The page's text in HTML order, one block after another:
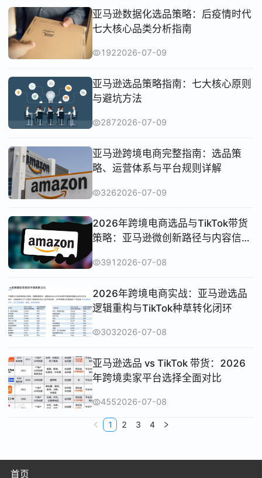
亚马逊数据化选品策略：后疫情时代
七大核心品类分析指南
1922026-07-09
亚马逊选品策略指南：七大核心原则
与避坑方法
2872026-07-09
亚马逊跨境电商完整指南：选品策
略、运营体系与平台规则详解
3262026-07-09
2026年跨境电商选品与TikTok带货
策略：亚马逊微创新路径与内容信任
逻辑解析
391 2026-07-08
2026年跨境电商实战：亚马逊选品
逻辑重构与TikTok种草转化闭环
3032026-07-08
亚马逊选品 vs TikTok 带货：2026
年跨境卖家平台选择全面对比
4552026-07-08
1 2 3 4
首页